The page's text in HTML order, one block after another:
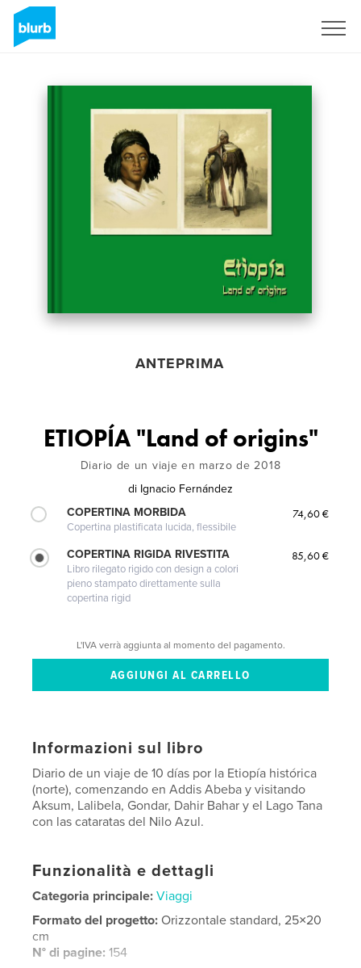
ANTEPRIMA
ETIOPÍA "Land of origins"
Diario de un viaje en marzo de 2018
di Ignacio Fernández
COPERTINA MORBIDA
Copertina plastificata lucida, flessibile
74,60 €
COPERTINA RIGIDA RIVESTITA
Libro rilegato rigido con design a colori
pieno stampato direttamente sulla
copertina rigid
85,60 €
L'IVA verrà aggiunta al momento del pagamento.
Informazioni sul libro
Diario de un viaje de 10 días por la Etiopía histórica
(norte), comenzando en Addis Abeba y visitando
Aksum, Lalibela, Gondar, Dahir Bahar y el Lago Tana
con las cataratas del Nilo Azul.
Funzionalità e dettagli
Categoria principale: Viaggi
Formato del progetto:Orizzontale standard, 25×20
cm
N° di pagine:154